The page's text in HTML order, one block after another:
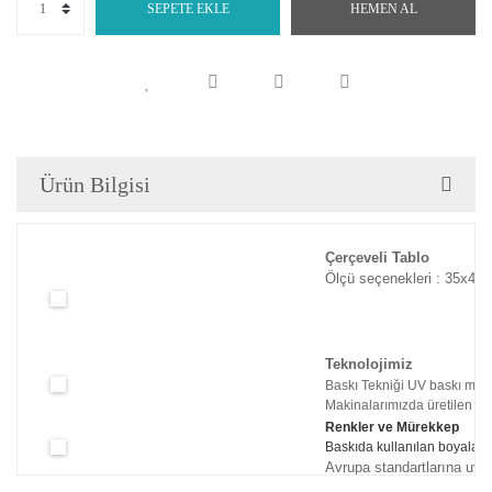
SEPETE EKLE HEMEN AL
Ürün Bilgisi
Çerçeveli Tablo
Ölçü seçenekleri :
Teknolojimiz
Baskı Tekniği UV baskı
Makinalarımızda üretilen
Renkler ve Mürekkep
Baskıda kullanılan
Avrupa standartlarına